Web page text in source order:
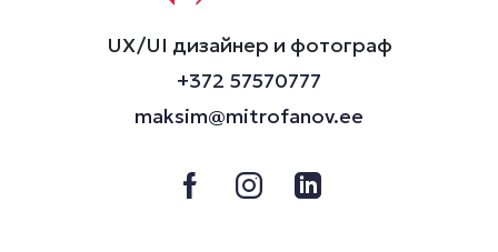
UX/UI дизайнер и фотограф
+372 57570777
maksim@mitrofanov.ee